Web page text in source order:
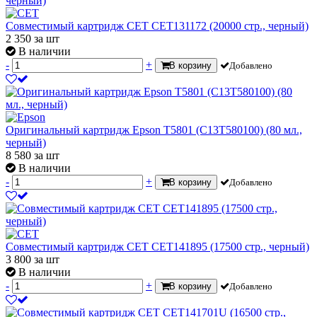
Совместимый картридж CET CET131172 (20000 стр., черный)
2 350 за шт
В наличии
-
+ В корзину Добавлено
Оригинальный картридж Epson T5801 (C13T580100) (80 мл.,
черный)
8 580 за шт
В наличии
-
+ В корзину Добавлено
Совместимый картридж CET CET141895 (17500 стр., черный)
3 800 за шт
В наличии
-
+ В корзину Добавлено